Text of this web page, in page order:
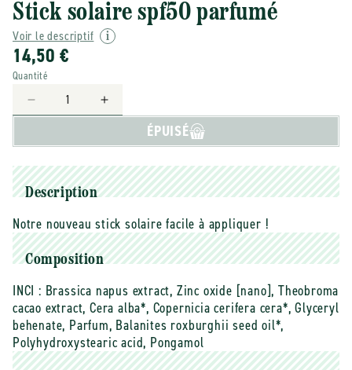
Stick solaire spf50 parfumé
Voir le descriptif
14,50 €
Quantité
Réduire
Kerbi
-
Stick
solaire
spf50
parfumé
Augmenter
quantité
Kerbi
-
Stick
solaire
spf50
ÉPUISÉ
Description
Notre nouveau stick solaire facile à appliquer !
Composition
INCI : Brassica napus extract, Zinc oxide [nano], Theobroma
cacao extract, Cera alba*, Copernicia cerifera cera*, Glyceryl
behenate, Parfum, Balanites roxburghii seed oil*,
Polyhydroxystearic acid, Pongamol